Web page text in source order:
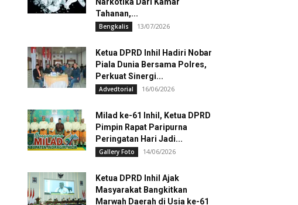
Tahanan,...
Bengkalis 13/07/2026
Ketua DPRD Inhil Hadiri Nobar
Piala Dunia Bersama Polres,
Perkuat Sinergi...
Advedtorial 16/06/2026
Milad ke-61 Inhil, Ketua DPRD
Pimpin Rapat Paripurna
Peringatan Hari Jadi...
Gallery Foto 14/06/2026
Ketua DPRD Inhil Ajak
Masyarakat Bangkitkan
Marwah Daerah di Usia ke-61